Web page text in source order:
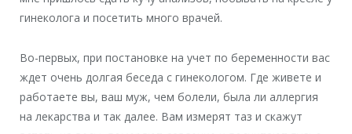
гинеколога и посетить много врачей.
Во-первых, при постановке на учет по беременности вас
ждет очень долгая беседа с гинекологом. Где живете и
работаете вы, ваш муж, чем болели, была ли аллергия
на лекарства и так далее. Вам измерят таз и скажут